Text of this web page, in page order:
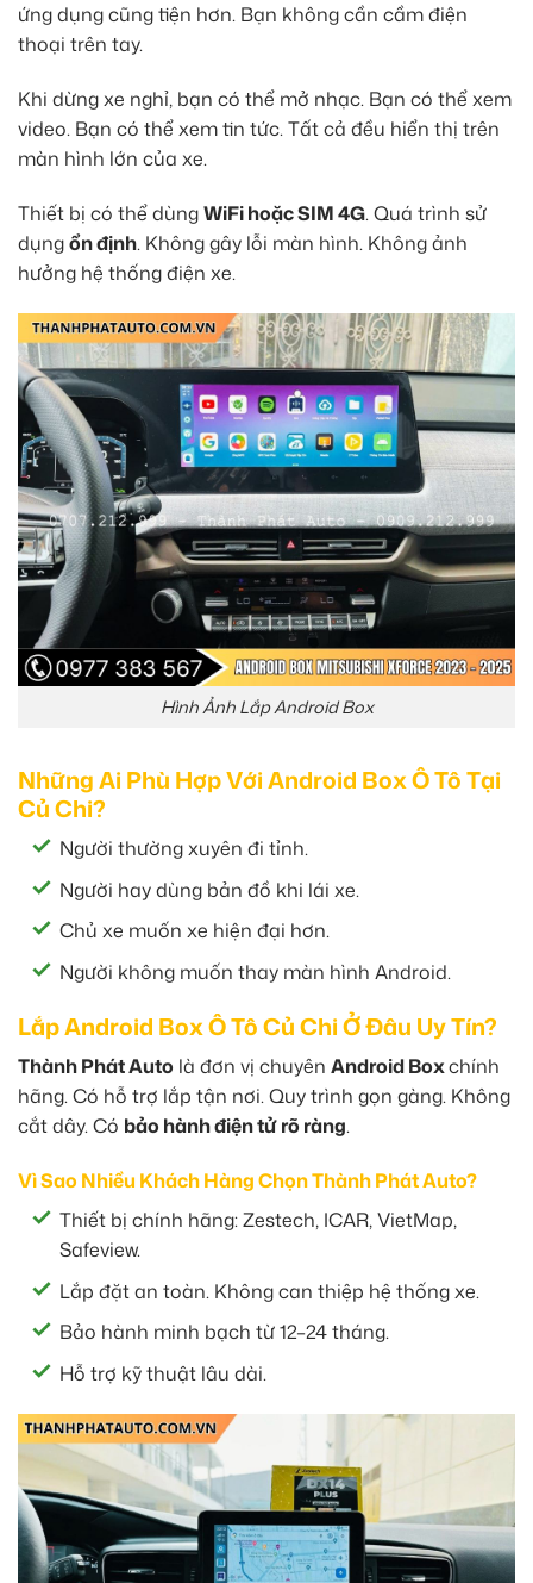
ứng dụng cũng tiện hơn. Bạn không cần cầm điện
thoại trên tay.
Khi dừng xe nghỉ, bạn có thể mở nhạc. Bạn có thể xem
video. Bạn có thể xem tin tức. Tất cả đều hiển thị trên
màn hình lớn của xe.
Thiết bị có thể dùngWiFi hoặc SIM 4G. Quá trình sử
dụngổn định. Không gây lỗi màn hình. Không ảnh
hưởng hệ thống điện xe.
Hình Ảnh Lắp Android Box
Những Ai Phù Hợp Với Android Box Ô Tô Tại
Củ Chi?
Người thường xuyên đi tỉnh.
Người hay dùng bản đồ khi lái xe.
Chủ xe muốn xe hiện đại hơn.
Người không muốn thay màn hình Android.
Lắp Android Box Ô Tô Củ Chi Ở Đâu Uy Tín?
Thành Phát Auto là đơn vị chuyên Android Boxchính
hãng. Có hỗ trợ lắp tận nơi. Quy trình gọn gàng. Không
cắt dây. Có bảo hành điện tử rõ ràng.
Vì Sao Nhiều Khách Hàng Chọn Thành Phát Auto?
Thiết bị chính hãng: Zestech, ICAR, VietMap,
Safeview.
Lắp đặt an toàn. Không can thiệp hệ thống xe.
Bảo hành minh bạch từ 12–24 tháng.
Hỗ trợ kỹ thuật lâu dài.